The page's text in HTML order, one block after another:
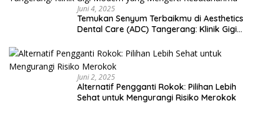
Juni 4, 2025
Temukan Senyum Terbaikmu di Aesthetics
Dental Care (ADC) Tangerang: Klinik Gigi
Juni 2, 2025
Alternatif Pengganti Rokok: Pilihan Lebih
Sehat untuk Mengurangi Risiko Merokok